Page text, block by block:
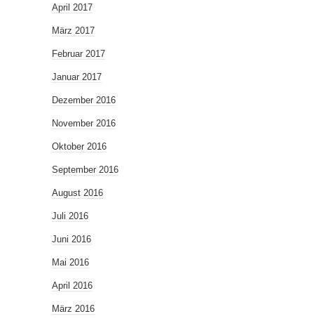
April 2017
März 2017
Februar 2017
Januar 2017
Dezember 2016
November 2016
Oktober 2016
September 2016
August 2016
Juli 2016
Juni 2016
Mai 2016
April 2016
März 2016